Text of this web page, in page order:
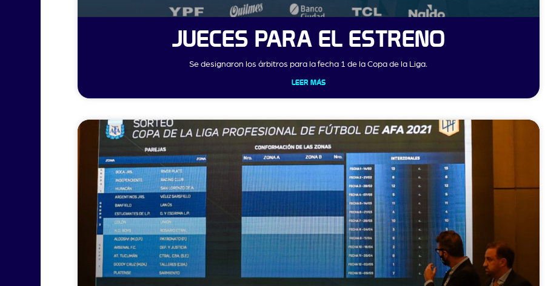
JUECES PARA EL ESTRENO
Se designaron los árbitros para la fecha 1 de la Copa de la Liga.
LEER MÁS